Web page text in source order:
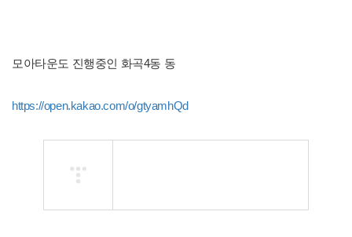
모아타운도 진행중인 화곡4동 동
https://open.kakao.com/o/gtyamhQd